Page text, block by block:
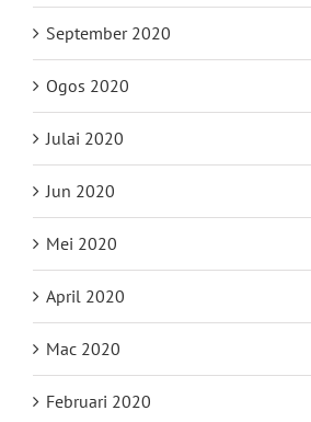
September 2020
Ogos 2020
Julai 2020
Jun 2020
Mei 2020
April 2020
Mac 2020
Februari 2020